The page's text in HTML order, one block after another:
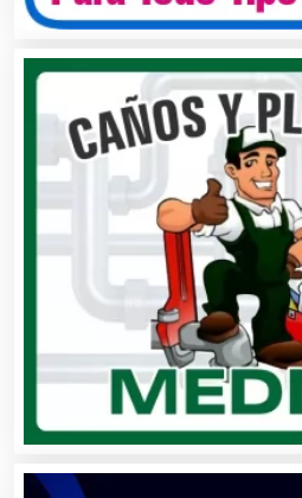
Arquitectos
Artes Gráficas
Artesanías
Artículos de Oficina
Artículos de Piel